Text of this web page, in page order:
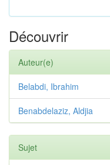
Découvrir
Auteur(e)
Belabdi, Ibrahim
Benabdelaziz, Aldjia
Sujet